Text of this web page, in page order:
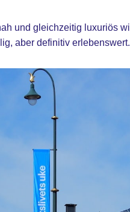
und gleichzeitig luxuriös
aber definitiv erlebenswert.